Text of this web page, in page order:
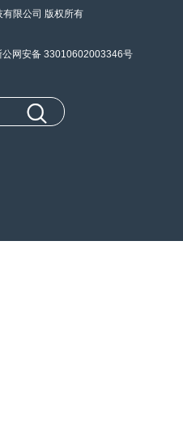
限公司 版权所有
公网安备 33010602003346号